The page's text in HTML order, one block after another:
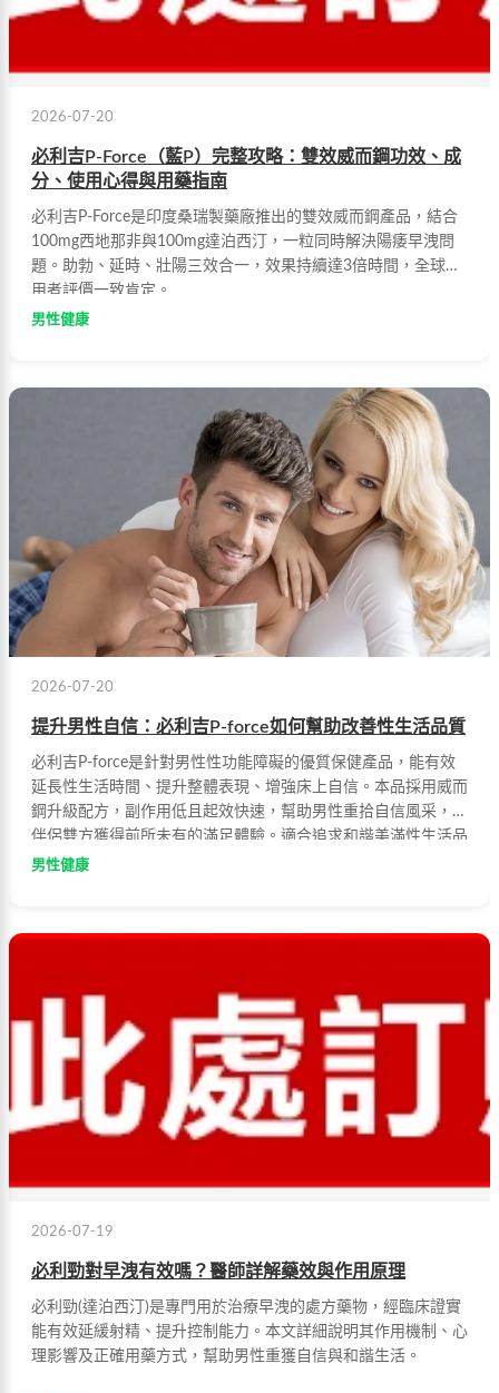
2026-07-20
必利吉P-Force（藍P）完整攻略：雙效威而鋼功效、成
分、使用心得與用藥指南
必利吉P-Force是印度桑瑞製藥廠推出的雙效威而鋼產品，結合
100mg西地那非與100mg達泊西汀，一粒同時解決陽痿早洩問
題。助勃、延時、壯陽三效合一，效果持續達3倍時間，全球使
用者評價一致肯定。
男性健康
2026-07-20
提升男性自信：必利吉P-force如何幫助改善性生活品質
必利吉P-force是針對男性性功能障礙的優質保健產品，能有效
延長性生活時間、提升整體表現、增強床上自信。本品採用威而
鋼升級配方，副作用低且起效快速，幫助男性重拾自信風采，讓
伴侶雙方獲得前所未有的滿足體驗。適合追求和諧美滿性生活品
質的現代男性使用。
男性健康
2026-07-19
必利勁對早洩有效嗎？醫師詳解藥效與作用原理
必利勁(達泊西汀)是專門用於治療早洩的處方藥物，經臨床證實
能有效延緩射精、提升控制能力。本文詳細說明其作用機制、心
理影響及正確用藥方式，幫助男性重獲自信與和諧生活。